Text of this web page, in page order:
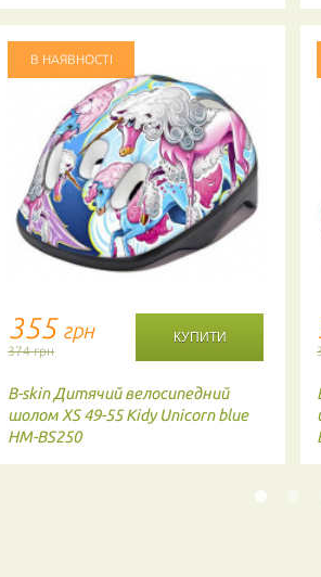
В НАЯВНОСТІ
355 грн
374 грн
B-skin Дитячий велосипедний
шолом XS 49-55 Kidy Unicorn blue
HM-BS250